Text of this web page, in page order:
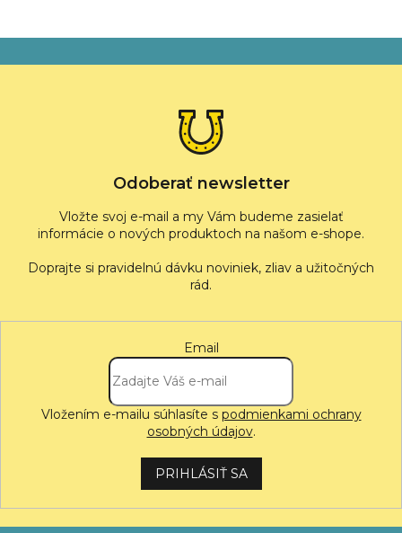
á
Odoberať newsletter
Vložte svoj e-mail a my Vám budeme zasielať
informácie o nových produktoch na našom e-shope.
Email
Vložením e-mailu súhlasíte s podmienkami ochrany
osobných údajov.
PRIHLÁSIŤ SA